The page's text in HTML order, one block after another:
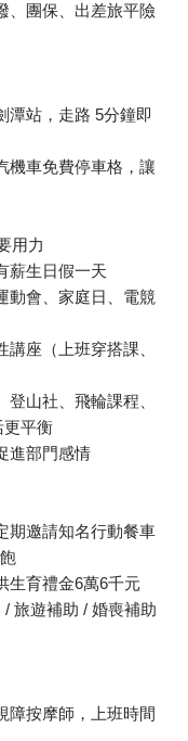
、團保、出差旅平險
潭站，走路 5分鐘即
機車免費停車格，讓
用力
薪生日假一天
動會、家庭日、電競
座（上班穿搭課、
山社、飛輪課程、
更平衡
進部門感情
期邀請知名行動餐車
生育禮金6萬6千元
旅遊補助 / 婚喪補助
障按摩師，上班時間